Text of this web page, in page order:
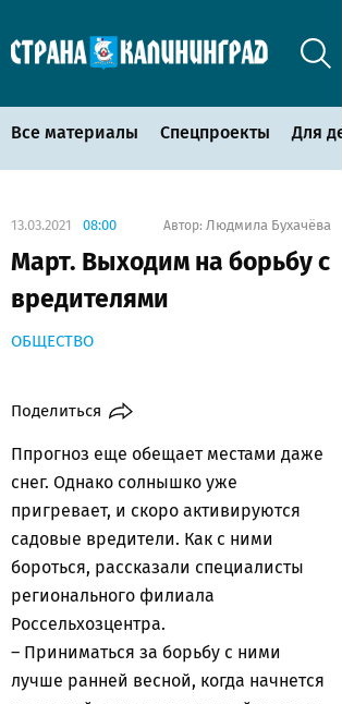
Все материалы Спецпроекты Для
13.03.2021 08:00 Автор: Людмила Бухачёва
Март. Выходим на борьбу с
вредителями
ОБЩЕСТВО
Поделиться
Ппрогноз еще обещает местами даже
снег. Однако солнышко уже
пригревает, и скоро активируются
садовые вредители. Как с ними
бороться, рассказали специалисты
регионального филиала
Россельхозцентра.
– Приниматься за борьбу с ними
лучше ранней весной, когда начнется